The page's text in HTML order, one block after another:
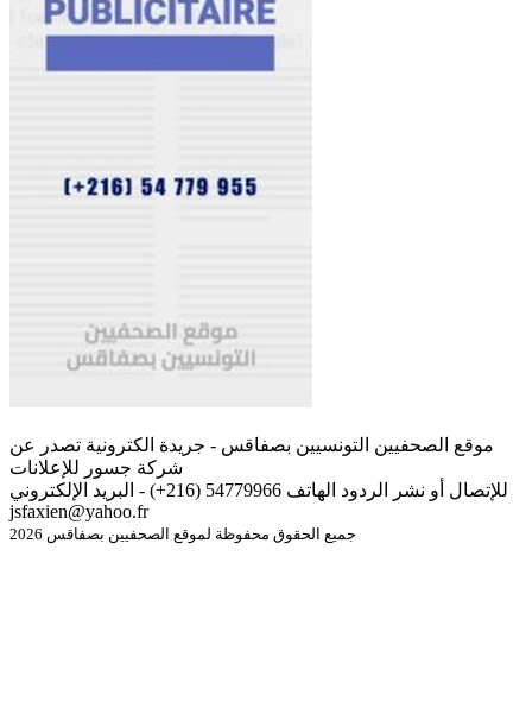
موقع الصحفيين التونسيين بصفاقس - جريدة الكترونية تصدر عن
شركة جسور للإعلانات
للإتصال أو نشر الردود الهاتف 54779966 (216+) - البريد الإلكتروني
jsfaxien@yahoo.fr
جميع الحقوق محفوظة لموقع الصحفيين بصفاقس 2026